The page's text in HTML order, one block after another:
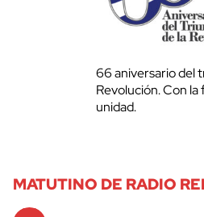
66 aniversario del
Revolución. Con la
unidad.
MATUTINO DE RADIO